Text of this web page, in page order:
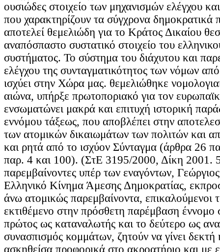
ουσιώδες στοιχείο των μηχανισμών ελέγχου
που χαρακτηρίζουν τα σύγχρονα δημοκρατικά
αποτελεί θεμελιώδη για το Κράτος Δικαίου
αναπόσπαστο συστατικό στοιχείο του
συστήματος. Το σύστημα του διάχυτου και
ελέγχου της συνταγματικότητος των νόμων
ισχύει στην Χώρα μας. θεμελιώθηκε
αιώνα, υπήρξε πρωτοποριακό για τον
ενσωματώνει μακρά και επιτυχή ιστορική
εννόμου τάξεως, που αποβλέπει στην
των ατομικών δικαιωμάτων των πολιτών και
και ρητά από το ισχύον Σύνταγμα (άρθρα 26
παρ. 4 και 100). (ΣτΕ 3195/2000, Δίκη 2001.
παρεμβαίνοντες υπέρ των εναγόντων,
Ελληνικό Κίνημα Άμεσης Δημοκρατίας,
άνω ατομικώς παρεμβαίνοντα, επικαλούμενοι
εκτιθέμενο στην πρόσθετη παρέμβαση έννομο
πρώτος ως καταναλωτής και το δεύτερο ως
συνασπισμός κομμάτων, ζητούν να γίνει
ασκηθείσα προφορικά στο ακροατήριο και με